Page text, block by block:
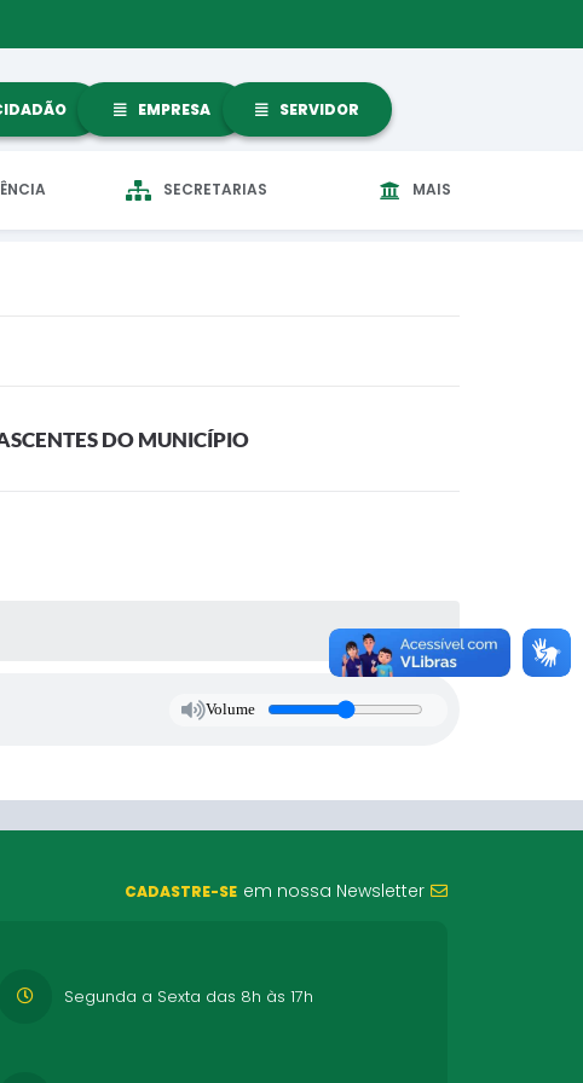
EMPRESA SERVIDOR
SECRETARIAS MAIS
DO MUNICÍPIO
Volume
CADASTRE-SE em nossa Newsletter
Segunda a Sexta das 8h às 17h